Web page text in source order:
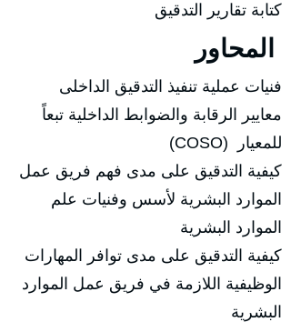
كتابة تقارير التدقيق
فنيات عملية تنفيذ التدقيق الداخلى
معايير الرقابة والضوابط الداخلية تبعاً
للمعيار (COSO)
كيفية التدقيق على مدى فهم فريق عمل
الموارد البشرية لأسس وفنيات علم
الموارد البشرية
كيفية التدقيق على مدى توافر المهارات
الوظيفية اللازمة في فريق عمل الموارد
البشرية